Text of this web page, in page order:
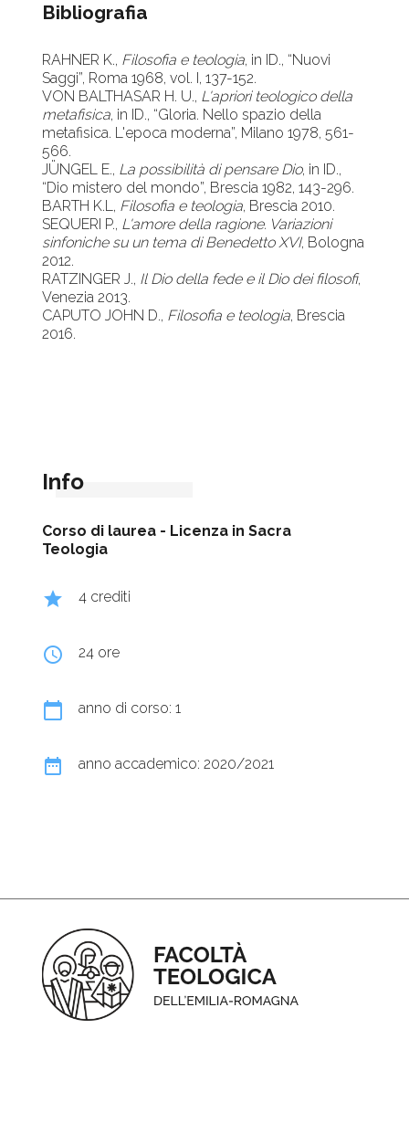
Bibliografia
RAHNER K., Filosofia e teologia, in ID., “Nuovi
Saggi”, Roma 1968, vol. I, 137-152.
VON BALTHASAR H. U., L'apriori teologico della
metafisica, in ID., “Gloria. Nello spazio della
metafisica. L'epoca moderna”, Milano 1978, 561-
566.
JÜNGEL E., La possibilità di pensare Dio, in ID.,
“Dio mistero del mondo”, Brescia 1982, 143-296.
BARTH K.L, Filosofia e teologia, Brescia 2010.
SEQUERI P., L'amore della ragione. Variazioni
sinfoniche su un tema di Benedetto XVI, Bologna
2012.
RATZINGER J., Il Dio della fede e il Dio dei filosofi,
Venezia 2013.
CAPUTO JOHN D., Filosofia e teologia, Brescia
2016.
Info
Corso di laurea - Licenza in Sacra
Teologia
grade 4 crediti
query_builder 24 ore
calendar_today anno di corso: 1
date_range anno accademico: 2020/2021